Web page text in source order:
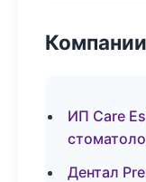
ИП Care
Дентал